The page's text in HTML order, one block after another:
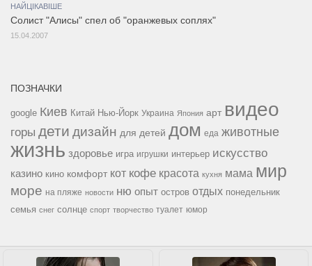
НАЙЦІКАВІШЕ
Солист "Алисы" спел об "оранжевых соплях"
15.04.2007
ПОЗНАЧКИ
google Киев Китай Нью-Йорк Украина Япония арт видео
горы дети дизайн для детей дом еда животные
жизнь здоровье игра игрушки интерьер искусство
казино кино комфорт кот кофе красота кухня мама мир
море на пляже новости ню опыт остров отдых понедельник
семья снег солнце спорт творчество туалет юмор